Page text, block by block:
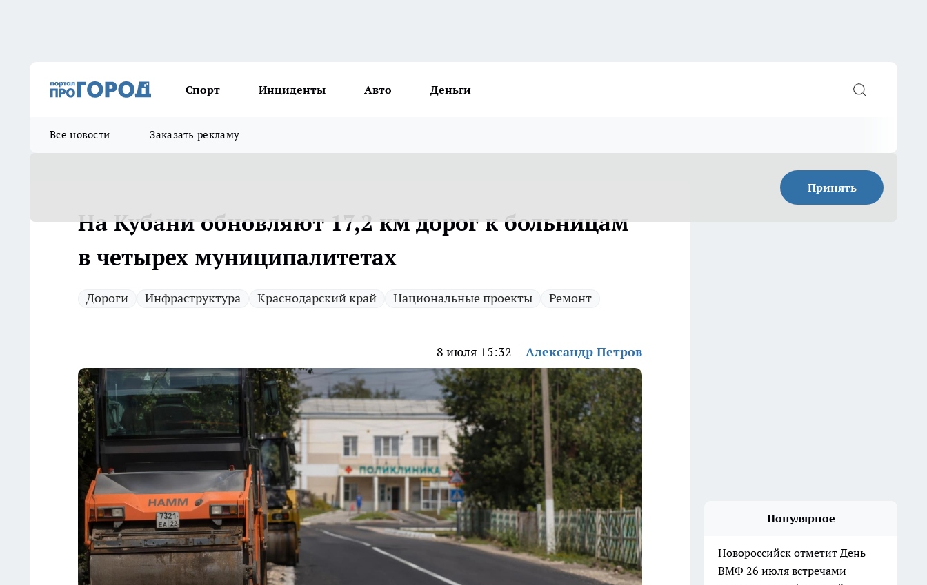
Спорт Инциденты Авто Деньги
Все новости Заказать рекламу
Принять
На Кубани обновляют 17,2 км дорог к больницам
в четырех муниципалитетах
Дороги Инфраструктура Краснодарский край Национальные проекты Ремонт
8 июля 15:32 Александр Петров
Популярное
Новороссийск отметит День
ВМФ 26 июля встречами